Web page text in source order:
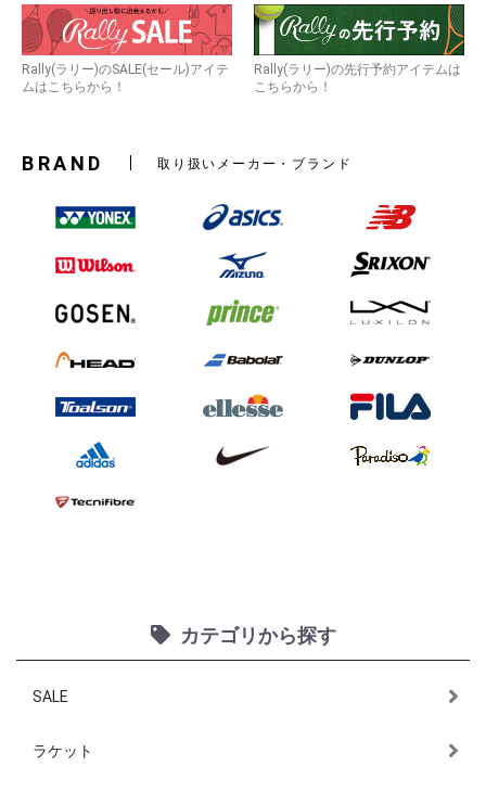
Rally(ラリー)のSALE(セール)アイテ
ムはこちらから！
Rally(ラリー)の先行予約アイテムは
こちらから！
BRAND 取り扱いメーカー・ブランド
カテゴリから探す
SALE
ラケット